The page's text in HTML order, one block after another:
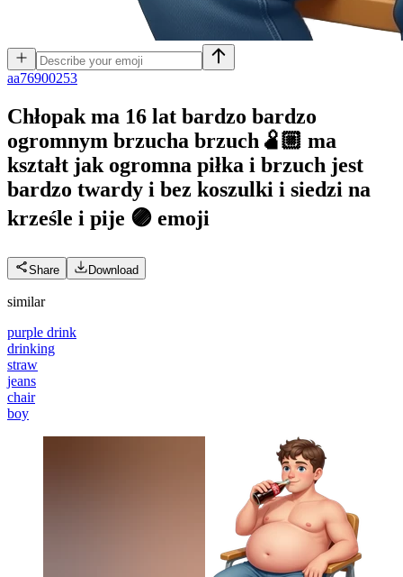
aa76900253
Chłopak ma 16 lat bardzo bardzo
ogromnym brzucha brzuch🫄🏼 ma
kształt jak ogromna piłka i brzuch jest
bardzo twardy i bez koszulki i siedzi na
krześle i pije 🟣 emoji
Share Download
similar
purple drink
drinking
straw
jeans
chair
boy